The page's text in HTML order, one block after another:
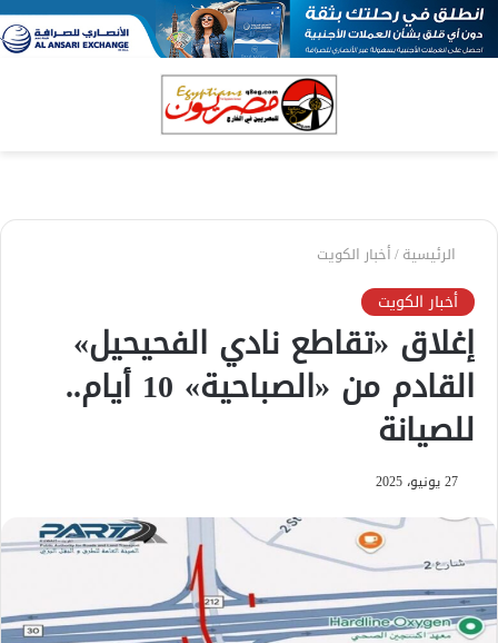
الرئيسية/أخبار الكويت
أخبار الكويت
إغلاق «تقاطع نادي الفحيحيل»
القادم من «الصباحية» 10 أيام..
للصيانة
27 يونيو، 2025